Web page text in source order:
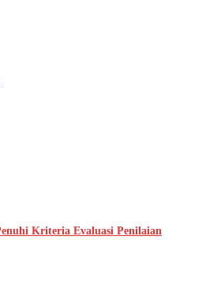
Kriteria Evaluasi Penilaian